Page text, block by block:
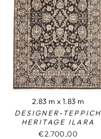
2.83 m x 1.83 m
DESIGNER-TEPPICH
HERITAGE ILARA
€2.700,00